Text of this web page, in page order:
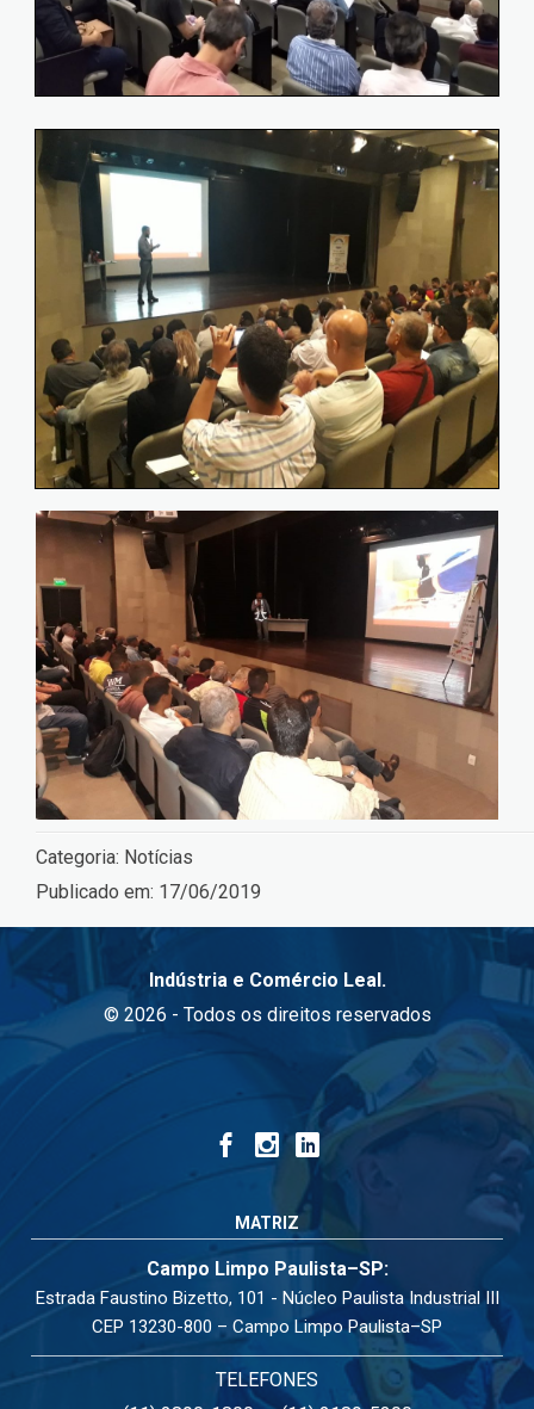
Categoria: Notícias
Publicado em: 17/06/2019
Indústria e Comércio Leal.
© 2026 - Todos os direitos reservados
MATRIZ
Campo Limpo Paulista–SP:
Estrada Faustino Bizetto, 101 - Núcleo Paulista Industrial III
CEP 13230-800 – Campo Limpo Paulista–SP
TELEFONES